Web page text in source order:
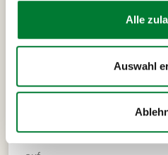
Alle
Auswahl
Disney
Donnerstag bis Sonntag